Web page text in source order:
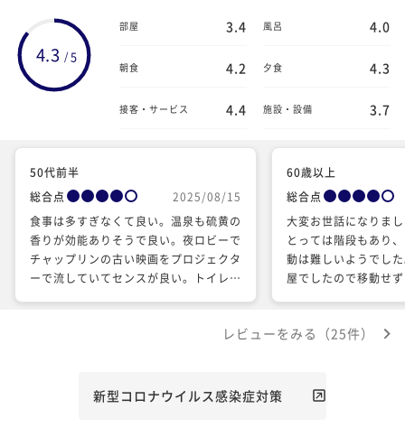
4.3 / 5
部屋 3.4 風呂 4.0
朝食 4.2 夕食 4.3
接客・サービス 4.4 施設・設備 3.7
50代前半
総合点
2025/08/15
食事は多すぎなくて良い。温泉も硫黄の
香りが効能ありそうで良い。夜ロビーで
チャップリンの古い映画をプロジェクタ
ーで流していてセンスが良い。トイレの
60歳以上
総合点
大変お世話になりま
とっては階段もあり
動は難しいようでし
屋でしたので移動せ
ざいました。
レビューをみる（25件）
新型コロナウイルス感染症対策